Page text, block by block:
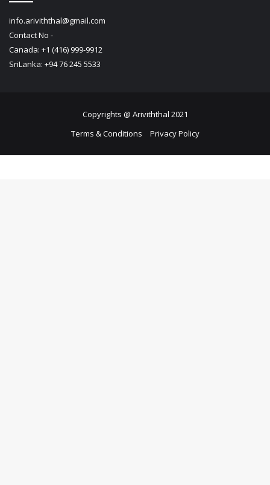
info.ariviththal@gmail.com
Contact No -
Canada: +1 (416) 999-9912
SriLanka: +94 76 245 5533
Copyrights @ Ariviththal 2021
Terms & Conditions
Privacy Policy